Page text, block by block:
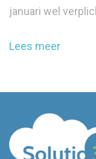
januari wel
Lees meer